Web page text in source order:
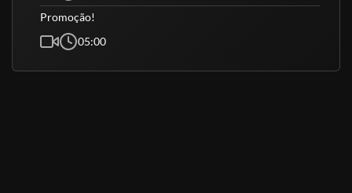
Promoção!
05:00